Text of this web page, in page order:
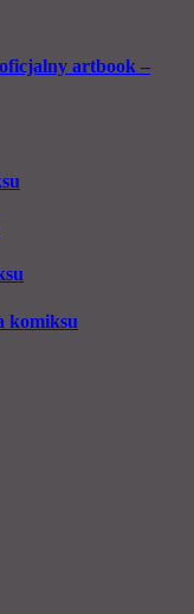
oficjalny artbook –
komiksu